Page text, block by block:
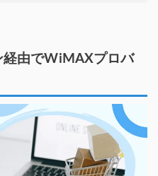
経由でWiMAXプロバ